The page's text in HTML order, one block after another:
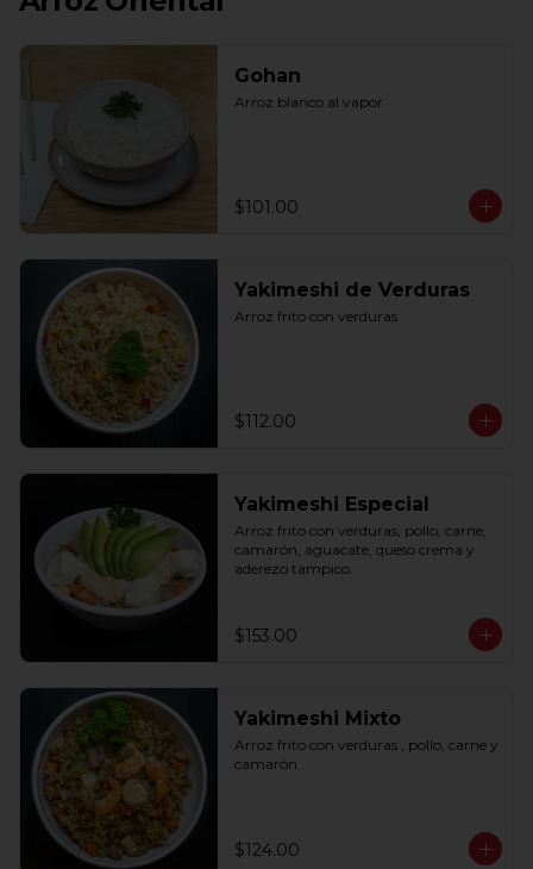
Gohan
Arroz blanco al vapor
$101.00
Yakimeshi de Verduras
Arroz frito con verduras
$112.00
Yakimeshi Especial
Arroz frito con verduras, pollo, carne,
camarón, aguacate, queso crema y
aderezo tampico.
$153.00
Yakimeshi Mixto
Arroz frito con verduras , pollo, carne y
camarón.
$124.00